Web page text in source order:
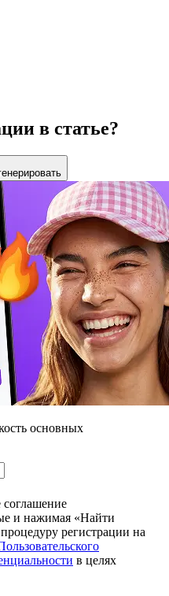
в статье?
основных
соглашение
и нажимая «Найти
регистрации на
в целях